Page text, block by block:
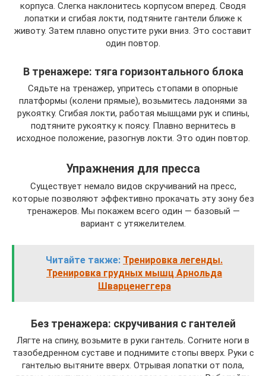
корпуса. Слегка наклонитесь корпусом вперед. Сводя
лопатки и сгибая локти, подтяните гантели ближе к
животу. Затем плавно опустите руки вниз. Это составит
один повтор.
В тренажере: тяга горизонтального блока
Сядьте на тренажер, упритесь стопами в опорные
платформы (колени прямые), возьмитесь ладонями за
рукоятку. Сгибая локти, работая мышцами рук и спины,
подтяните рукоятку к поясу. Плавно вернитесь в
исходное положение, разогнув локти. Это один повтор.
Упражнения для пресса
Существует немало видов скручиваний на пресс,
которые позволяют эффективно прокачать эту зону без
тренажеров. Мы покажем всего один — базовый —
вариант с утяжелителем.
Читайте также: Тренировка легенды.
Тренировка грудных мышц Арнольда
Шварценеггера
Без тренажера: скручивания с гантелей
Лягте на спину, возьмите в руки гантель. Согните ноги в
тазобедренном суставе и поднимите стопы вверх. Руки с
гантелью вытяните вверх. Отрывая лопатки от пола,